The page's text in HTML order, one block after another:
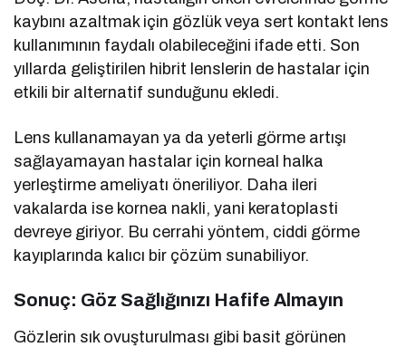
kaybını azaltmak için gözlük veya sert kontakt lens
kullanımının faydalı olabileceğini ifade etti. Son
yıllarda geliştirilen hibrit lenslerin de hastalar için
etkili bir alternatif sunduğunu ekledi.
Lens kullanamayan ya da yeterli görme artışı
sağlayamayan hastalar için korneal halka
yerleştirme ameliyatı öneriliyor. Daha ileri
vakalarda ise kornea nakli, yani keratoplasti
devreye giriyor. Bu cerrahi yöntem, ciddi görme
kayıplarında kalıcı bir çözüm sunabiliyor.
Sonuç: Göz Sağlığınızı Hafife Almayın
Gözlerin sık ovuşturulması gibi basit görünen